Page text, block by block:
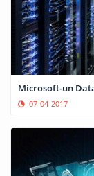
Microsoft-un
07-04-2017